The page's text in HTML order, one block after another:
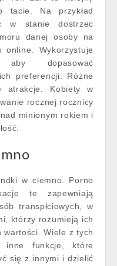
tacie. Na przykład
w stanie dostrzec
danej osoby na
Wykorzystuje
aby dopasować
preferencji. Różne
atrakcje. Kobiety w
rocznej rocznicy
minionym rokiem i
w ciemno. Porno
te zapewniają
transpłciowych, w
którzy rozumieją ich
Wiele z tych
funkcje, które
się z innymi i dzielić